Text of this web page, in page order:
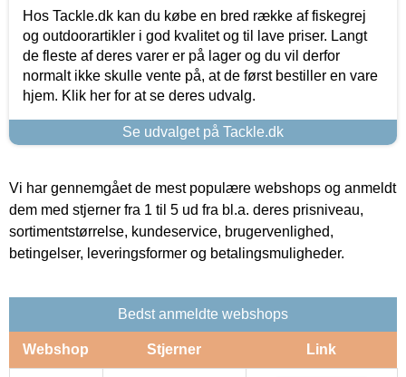
Hos Tackle.dk kan du købe en bred række af fiskegrej
og outdoorartikler i god kvalitet og til lave priser. Langt
de fleste af deres varer er på lager og du vil derfor
normalt ikke skulle vente på, at de først bestiller en vare
hjem. Klik her for at se deres udvalg.
Se udvalget på Tackle.dk
Vi har gennemgået de mest populære webshops og anmeldt
dem med stjerner fra 1 til 5 ud fra bl.a. deres prisniveau,
sortimentstørrelse, kundeservice, brugervenlighed,
betingelser, leveringsformer og betalingsmuligheder.
Bedst anmeldte webshops
Webshop Stjerner Link